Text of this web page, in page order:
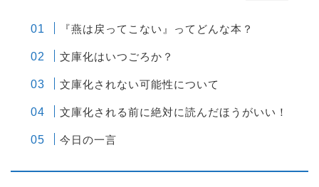
『燕は戻ってこない』ってどんな本？
文庫化はいつごろか？
文庫化されない可能性について
文庫化される前に絶対に読んだほうがいい！
今日の一言